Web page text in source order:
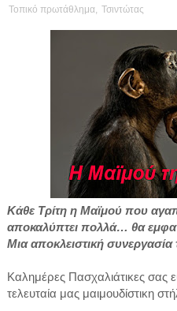
Τοπικό πρωτάθλημα, Τσιντώτας
Κάθε Τρίτη η Μαϊμού που
αποκαλύπτει πολλά… θα
Μια αποκλειστική
Καλημέρες Πασχαλιάτικες σας
τελευταία μας μαιμουδίστικη